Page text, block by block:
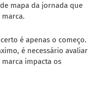
mapa da jornada que
é apenas o começo.
é necessário avaliar
marca impacta os